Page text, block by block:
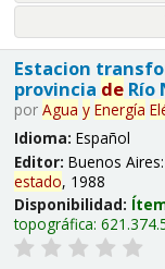
Estacion
provincia deRío
por Agua y Energía
Idioma: Español
Editor: Buenos Aires:
estado, 1988
Disponibilidad:
topográfica: